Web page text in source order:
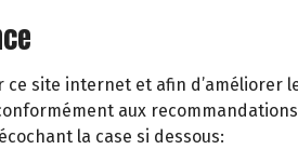
site internet et afin d’améliorer
aux
la case si dessous: